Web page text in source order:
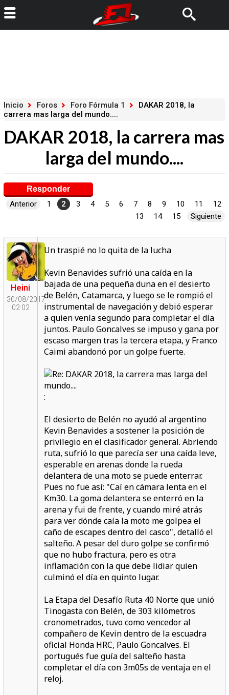
Inicio Foros Foro Fórmula 1
DAKAR 2018, la
carrera mas larga del mundo....
DAKAR 2018, la carrera mas
larga del mundo....
Responder
Anterior 1 2 3 4 5 6 7 8 9 10 11
12
13
14 15 Siguiente
Heini
30/08/2017
02:02
Un traspié no lo quita de la lucha
Kevin Benavides sufrió una caída en la
bajada de una pequeña duna en el desierto
de Belén, Catamarca, y luego se le rompió el
instrumental de navegación y debió esperar
a quien venía segundo para completar el día
juntos. Paulo Goncalves se impuso y gana por
escaso margen tras la tercera etapa, y Franco
Caimi abandonó por un golpe fuerte.
:
El desierto de Belén no ayudó al argentino
Kevin Benavides a sostener la posición de
privilegio en el clasificador general. Abriendo
ruta, sufrió lo que parecía ser una caída leve,
esperable en arenas donde la rueda
delantera de una moto se puede enterrar.
Pues no fue así: "Caí en cámara lenta en el
Km30. La goma delantera se enterró en la
arena y fui de frente, y cuando miré atrás
para ver dónde caía la moto me golpea el
caño de escapes dentro del casco", detalló el
salteño. A pesar del duro golpe se confirmó
que no hubo fractura, pero es otra
inflamación con la que debe lidiar quien
culminó el día en quinto lugar.
La Etapa del Desafío Ruta 40 Norte que unió
Tinogasta con Belén, de 303 kilómetros
cronometrados, tuvo como vencedor al
compañero de Kevin dentro de la escuadra
oficial Honda HRC, Paulo Goncalves. El
portugués fue guía del salteño hasta
completar el día con 3m05s de ventaja en el
reloj.